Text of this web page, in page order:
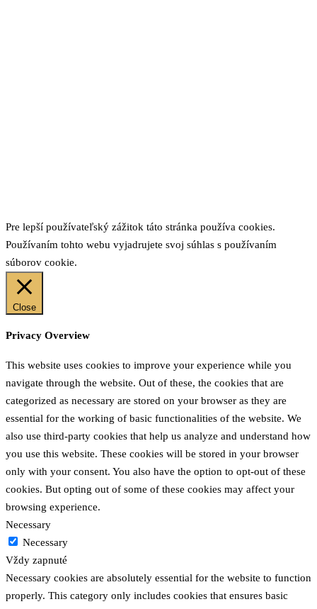
Pre lepší používateľský zážitok táto stránka používa cookies.
Používaním tohto webu vyjadrujete svoj súhlas s používaním
súborov cookie.
Close
Privacy Overview
This website uses cookies to improve your experience while you
navigate through the website. Out of these, the cookies that are
categorized as necessary are stored on your browser as they are
essential for the working of basic functionalities of the website. We
also use third-party cookies that help us analyze and understand how
you use this website. These cookies will be stored in your browser
only with your consent. You also have the option to opt-out of these
cookies. But opting out of some of these cookies may affect your
browsing experience.
Necessary
Necessary
Vždy zapnuté
Necessary cookies are absolutely essential for the website to function
properly. This category only includes cookies that ensures basic